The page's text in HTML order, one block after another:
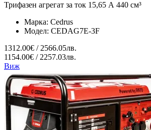
Трифазен агрегат за ток 15,65 А 440 см³
Марка: Cedrus
Модел: CEDAG7E-3F
1312.00€ / 2566.05лв.
1154.00€ / 2257.03лв.
Виж